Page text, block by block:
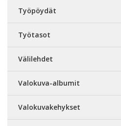
Työpöydät
Työtasot
Välilehdet
Valokuva-albumit
Valokuvakehykset